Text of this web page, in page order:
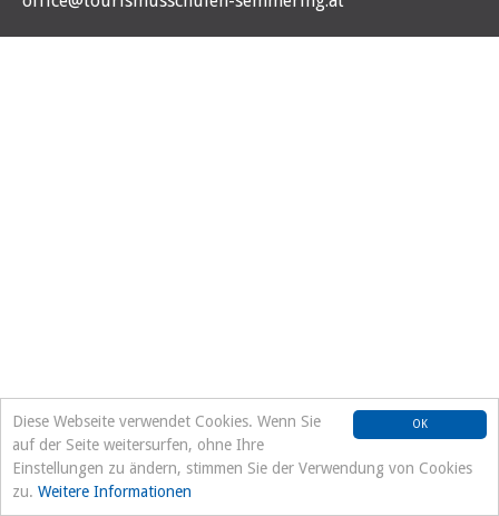
OK
Diese Webseite verwendet Cookies. Wenn Sie
auf der Seite weitersurfen, ohne Ihre
Einstellungen zu ändern, stimmen Sie der Verwendung von Cookies
zu. Weitere Informationen